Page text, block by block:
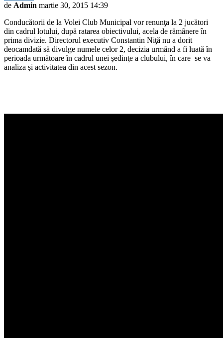
de Admin martie 30, 2015 14:39
Conducătorii de la Volei Club Municipal vor renunţa la 2 jucători
din cadrul lotului, după ratarea obiectivului, acela de rămânere în
prima divizie. Directorul executiv Constantin Niţă nu a dorit
deocamdată să divulge numele celor 2, decizia urmând a fi luată în
perioada următoare în cadrul unei şedinţe a clubului, în care se va
analiza şi activitatea din acest sezon.